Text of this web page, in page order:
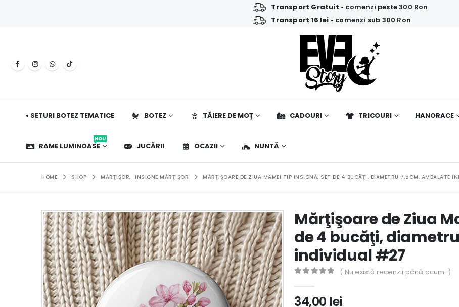
Transport Gratuit • comenzi peste 300 Ron
Transport 16 lei • comenzi sub 300 Ron
• SETURI BOTEZ TEMATICE BOTEZ TĂIERE DE MOŢ CADOURI TRICOURI HANORACE
RAME LUMINOASE
NOU
JUCĂRII OCAZII NUNTĂ
HOME SHOP MĂRŢIŞOR, INSIGNE MĂRŢIŞOR MĂRŢIŞOARE DE ZIUA MAMEI TIP INSIGNĂ, SET DE 4 BUCĂŢI, DIAMETRU 7,5CM, AMBALATE
Mărţişoare de Ziua
de 4 bucăţi,
individual #27
( Nu există recenzii până acum. )
34,00 lei